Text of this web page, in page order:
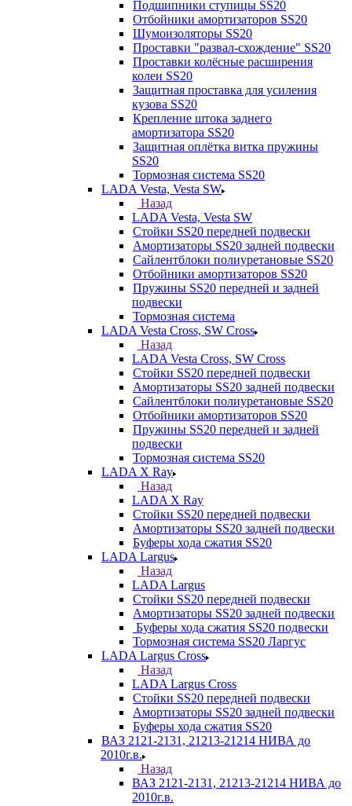
Подшипники ступицы SS20
Отбойники амортизаторов SS20
Шумоизоляторы SS20
Проставки "развал-схождение" SS20
Проставки колёсные расширения
колеи SS20
Защитная проставка для усиления
кузова SS20
Крепление штока заднего
амортизатора SS20
Защитная оплётка витка пружины
SS20
Тормозная система SS20
LADA Vesta, Vesta SW
Назад
LADA Vesta, Vesta SW
Стойки SS20 передней подвески
Амортизаторы SS20 задней подвески
Сайлентблоки полиуретановые SS20
Отбойники амортизаторов SS20
Пружины SS20 передней и задней
подвески
Тормозная система
LADA Vesta Cross, SW Cross
Назад
LADA Vesta Cross, SW Cross
Стойки SS20 передней подвески
Амортизаторы SS20 задней подвески
Сайлентблоки полиуретановые SS20
Отбойники амортизаторов SS20
Пружины SS20 передней и задней
подвески
Тормозная система SS20
LADA X Ray
Назад
LADA X Ray
Стойки SS20 передней подвески
Амортизаторы SS20 задней подвески
Буферы хода сжатия SS20
LADA Largus
Назад
LADA Largus
Стойки SS20 передней подвески
Амортизаторы SS20 задней подвески
Буферы хода сжатия SS20 подвески
Тормозная система SS20 Ларгус
LADA Largus Cross
Назад
LADA Largus Cross
Стойки SS20 передней подвески
Амортизаторы SS20 задней подвески
Буферы хода сжатия SS20
ВАЗ 2121-2131, 21213-21214 НИВА до
2010г.в.
Назад
ВАЗ 2121-2131, 21213-21214 НИВА до
2010г.в.